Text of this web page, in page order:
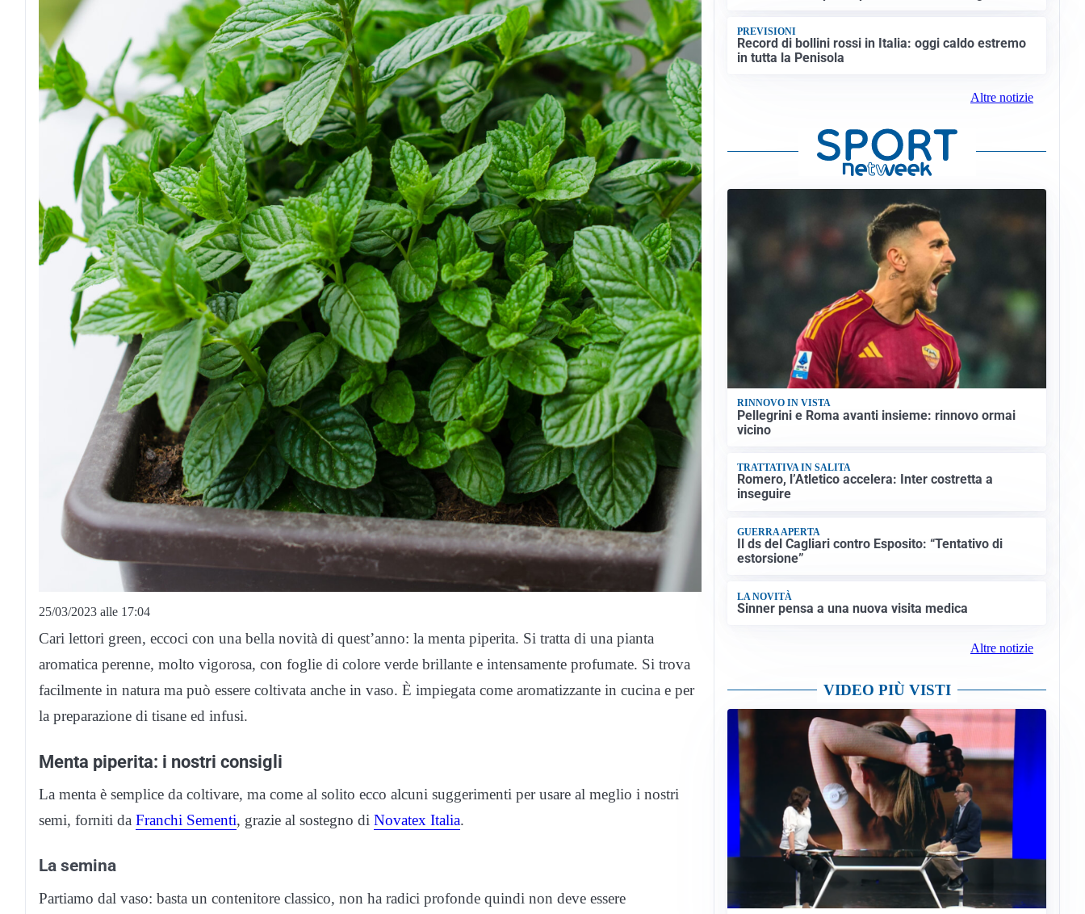
25/03/2023 alle 17:04
Cari lettori green, eccoci con una bella novità di quest’anno: la menta piperita. Si tratta di una pianta
aromatica perenne, molto vigorosa, con foglie di colore verde brillante e intensamente profumate. Si trova
facilmente in natura ma può essere coltivata anche in vaso. È impiegata come aromatizzante in cucina e per
la preparazione di tisane ed infusi.
Menta piperita: i nostri consigli
La menta è semplice da coltivare, ma come al solito ecco alcuni suggerimenti per usare al meglio i nostri
semi, forniti da Franchi Sementi, grazie al sostegno di Novatex Italia.
La semina
Partiamo dal vaso: basta un contenitore classico, non ha radici profonde quindi non deve essere
PREVISIONI
Record di bollini rossi in Italia: oggi caldo estremo
in tutta la Penisola
Altre notizie
RINNOVO IN VISTA
Pellegrini e Roma avanti insieme: rinnovo ormai
vicino
TRATTATIVA IN SALITA
Romero, l’Atletico accelera: Inter costretta a
inseguire
GUERRA APERTA
Il ds del Cagliari contro Esposito: “Tentativo di
estorsione”
LA NOVITÀ
Sinner pensa a una nuova visita medica
Altre notizie
VIDEO PIÙ VISTI